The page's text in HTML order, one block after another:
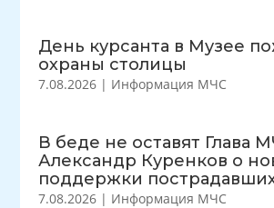
День курсанта в Музее
охраны столицы
7.08.2026 | Информация МЧС
В беде не оставят Глава
Александр Куренков о
поддержки
7.08.2026 | Информация МЧС